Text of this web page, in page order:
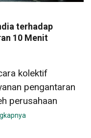
terhadap
10 Menit
kolektif
pengantaran
perusahaan